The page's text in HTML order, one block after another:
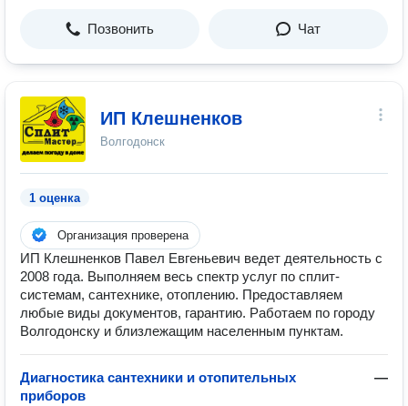
Позвонить Чат
ИП Клешненков
Волгодонск
1 оценка
Организация проверена
ИП Клешненков Павел Евгеньевич ведет деятельность с
2008 года. Выполняем весь спектр услуг по сплит-
системам, сантехнике, отоплению. Предоставляем
любые виды документов, гарантию. Работаем по городу
Волгодонску и близлежащим населенным пунктам.
Диагностика сантехники и отопительных
приборов
—